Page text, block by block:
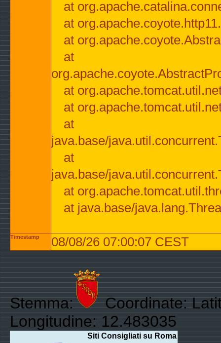
at
at
at
at
at
at
at
java.base/
at
java.base/
at
at java.base/
Timestamp 08/08/26 07:00:07 CEST
Stemma:
Coordinate:
Longitudine: 12.483035
Siti Consigliati su Roma